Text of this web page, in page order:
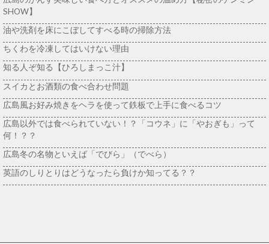
SHOW】
油や洗剤を床にこぼしてすべる時の掃除方法
ちくわを冷凍してはいけない理由
知る人ぞ知る【ひろしまっこ汁】
スイカとお酒類の食べ合わせ問題
広島風お好み焼きをヘラを使って鉄板で上手に食べるコツ
広島以外では食べられていない！？「コウネ」に「やおぎも」って
何！？？
広島冬の名物といえば「でびら」（でべら）
英語のしりとりはどうなったら負けか知ってる？？